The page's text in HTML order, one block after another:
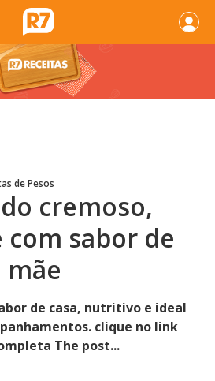
de Pesos
cremoso,
sabor de
mãe
de casa, nutritivo e ideal
clique no link
The post...